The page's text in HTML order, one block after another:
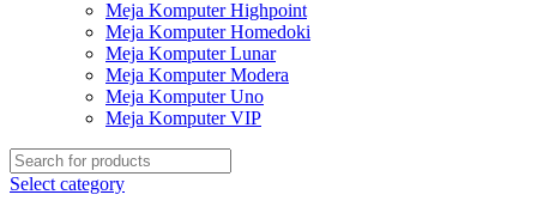
Meja Komputer Highpoint
Meja Komputer Homedoki
Meja Komputer Lunar
Meja Komputer Modera
Meja Komputer Uno
Meja Komputer VIP
Select category